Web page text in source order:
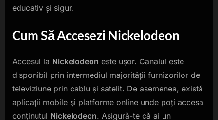
educativ și sigur.
Cum Să Accesezi Nickelodeon
Accesul la Nickelodeon este ușor. Canalul este
disponibil prin intermediul majorității furnizorilor de
televiziune prin cablu și satelit. De asemenea, există
aplicații mobile și platforme online unde poți accesa
conținutul Nickelodeon. Asigură-te că ai un